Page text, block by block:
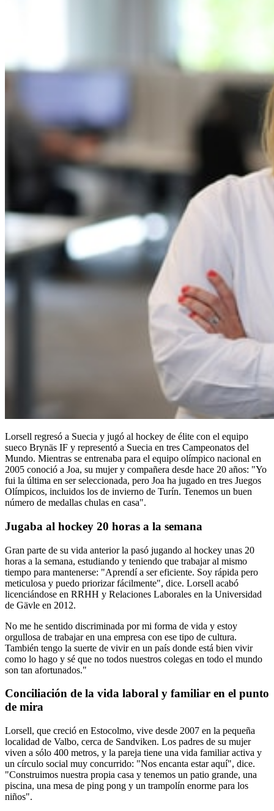
Lorsell regresó a Suecia y jugó al hockey de élite con el equipo
sueco Brynäs IF y representó a Suecia en tres Campeonatos del
Mundo. Mientras se entrenaba para el equipo olímpico nacional en
2005 conoció a Joa, su mujer y compañera desde hace 20 años: "Yo
fui la última en ser seleccionada, pero Joa ha jugado en tres Juegos
Olímpicos, incluidos los de invierno de Turín. Tenemos un buen
número de medallas chulas en casa".
Jugaba al hockey 20 horas a la semana
Gran parte de su vida anterior la pasó jugando al hockey unas 20
horas a la semana, estudiando y teniendo que trabajar al mismo
tiempo para mantenerse: "Aprendí a ser eficiente. Soy rápida pero
meticulosa y puedo priorizar fácilmente", dice. Lorsell acabó
licenciándose en RRHH y Relaciones Laborales en la Universidad
de Gävle en 2012.
No me he sentido discriminada por mi forma de vida y estoy
orgullosa de trabajar en una empresa con ese tipo de cultura.
También tengo la suerte de vivir en un país donde está bien vivir
como lo hago y sé que no todos nuestros colegas en todo el mundo
son tan afortunados."
Conciliación de la vida laboral y familiar en el punto
de mira
Lorsell, que creció en Estocolmo, vive desde 2007 en la pequeña
localidad de Valbo, cerca de Sandviken. Los padres de su mujer
viven a sólo 400 metros, y la pareja tiene una vida familiar activa y
un círculo social muy concurrido: "Nos encanta estar aquí", dice.
"Construimos nuestra propia casa y tenemos un patio grande, una
piscina, una mesa de ping pong y un trampolín enorme para los
niños".